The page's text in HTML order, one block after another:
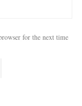
for the next time